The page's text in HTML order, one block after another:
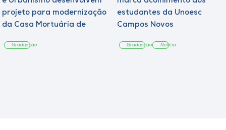
projeto para modernização
da Casa Mortuária de
Graduação
estudantes da Unoesc
Campos Novos
Graduação Notícia